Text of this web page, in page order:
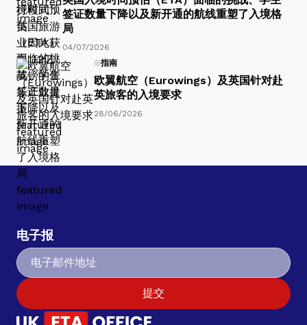
签证数量下降以及新开通的航线重塑了入境格
局
04/07/2026
指南
欧翼航空（Eurowings）及英国针对赴
英旅客的入境要求
28/06/2026
电子报
提交